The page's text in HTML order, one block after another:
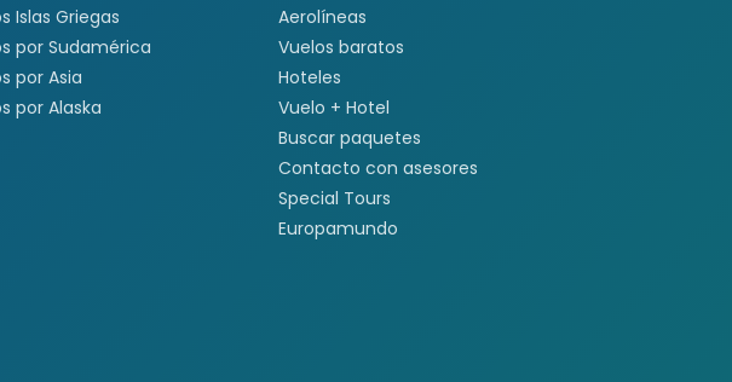
Islas Griegas
por Sudamérica
por Asia
por Alaska
Aerolíneas
Vuelos baratos
Hoteles
Vuelo + Hotel
Buscar paquetes
Contacto con asesores
Special Tours
Europamundo